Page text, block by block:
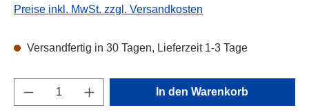
Preise inkl. MwSt. zzgl. Versandkosten
Versandfertig in 30 Tagen, Lieferzeit 1-3 Tage
Produkt Anzahl: Gib den gewünschten
In den Warenkorb